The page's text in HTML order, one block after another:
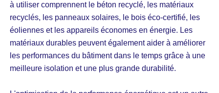
à utiliser comprennent le béton recyclé, les matériaux
recyclés, les panneaux solaires, le bois éco-certifié, les
éoliennes et les appareils économes en énergie. Les
matériaux durables peuvent également aider à améliorer
les performances du bâtiment dans le temps grâce à une
meilleure isolation et une plus grande durabilité.